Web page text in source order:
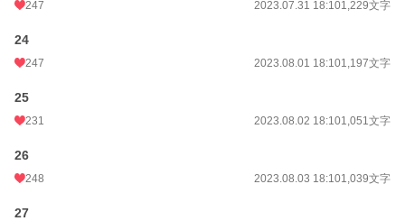
247 2023.07.31 18:101,229文字
24
247 2023.08.01 18:101,197文字
25
231 2023.08.02 18:101,051文字
26
248 2023.08.03 18:101,039文字
27